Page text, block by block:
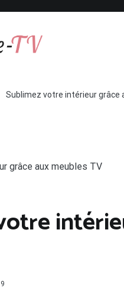
Sublimez votre intérieur grâce